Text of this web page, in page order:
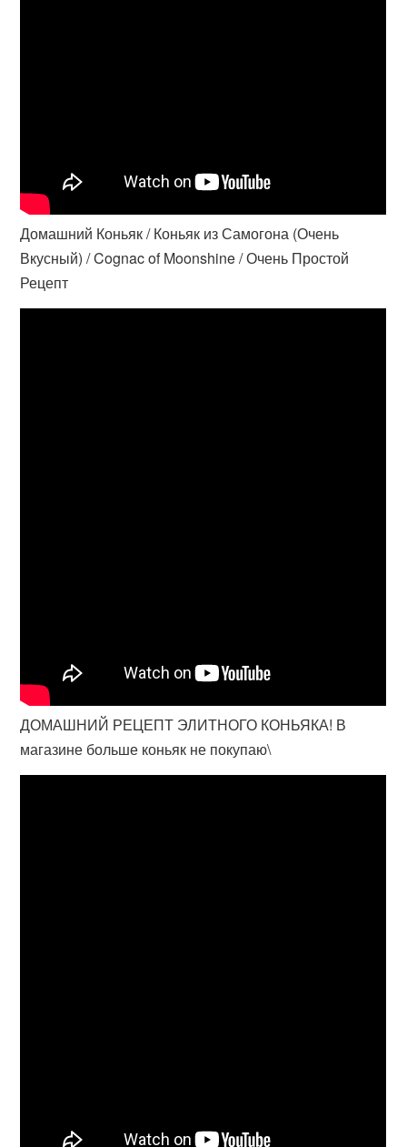
Домашний Коньяк / Коньяк из Самогона (Очень
Вкусный) / Cognac of Moonshine / Очень Простой
Рецепт
ДОМАШНИЙ РЕЦЕПТ ЭЛИТНОГО КОНЬЯКА! В
магазине больше коньяк не покупаю\